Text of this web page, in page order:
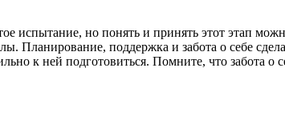
испытание, но понять и принять этот этап
Планирование, поддержка и забота о себе
к ней подготовиться. Помните, что забота